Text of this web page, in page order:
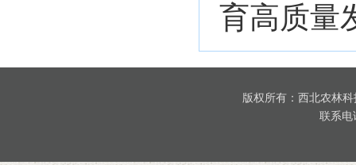
育高质量
版权所有：西北农林
联系电